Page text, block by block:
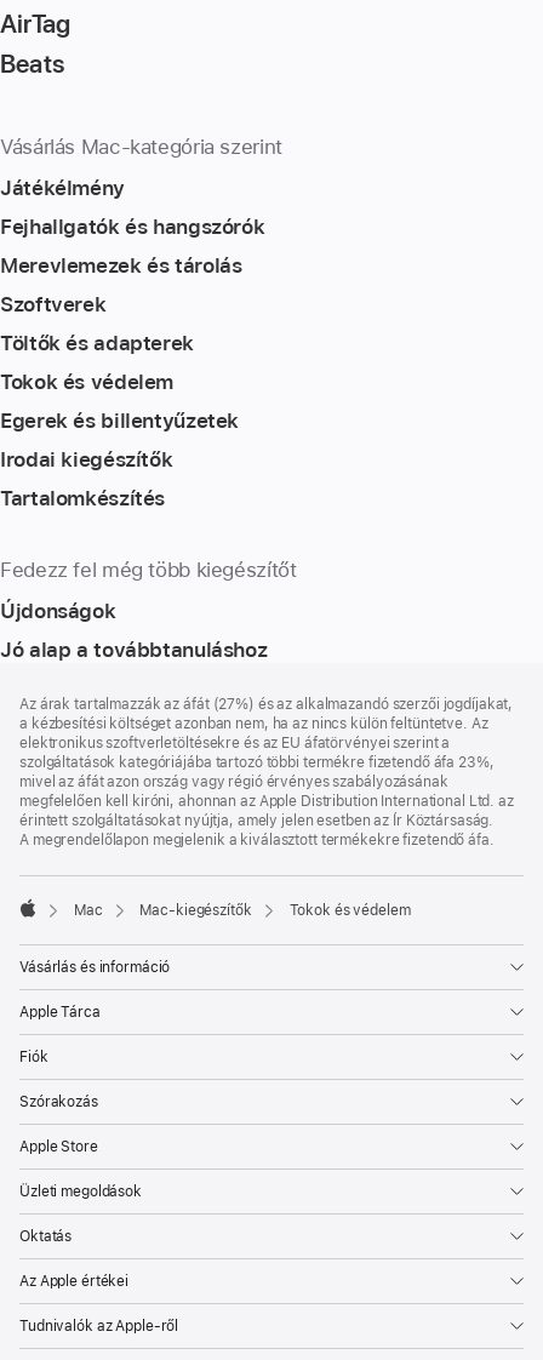
AirTag
Beats
Vásárlás Mac-kategória szerint
Játékélmény
Fejhallgatók és hangszórók
Merevlemezek és tárolás
Szoftverek
Töltők és adapterek
Tokok és védelem
Egerek és billentyűzetek
Irodai kiegészítők
Tartalomkészítés
Fedezz fel még több kiegészítőt
Újdonságok
Jó alap a továbbtanuláshoz
Az árak tartalmazzák az áfát (27%) és az alkalmazandó szerzői jogdíjakat,
a kézbesítési költséget azonban nem, ha az nincs külön feltüntetve. Az
elektronikus szoftverletöltésekre és az EU áfatörvényei szerint a
szolgáltatások kategóriájába tartozó többi termékre fizetendő áfa 23%,
mivel az áfát azon ország vagy régió érvényes szabályozásának
megfelelően kell kiróni, ahonnan az Apple Distribution International Ltd. az
érintett szolgáltatásokat nyújtja, amely jelen esetben az Ír Köztársaság.
A megrendelőlapon megjelenik a kiválasztott termékekre fizetendő áfa.
Mac Mac-kiegészítők Tokok és védelem
Vásárlás és információ
Apple Tárca
Fiók
Szórakozás
Apple Store
Üzleti megoldások
Oktatás
Az Apple értékei
Tudnivalók az Apple-ről